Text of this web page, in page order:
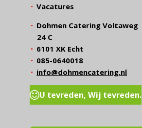
Vacatures
Dohmen Catering Voltaweg
24 C
6101 XK Echt
085-0640018
info@dohmencatering.nl
U tevreden, Wij tevreden.